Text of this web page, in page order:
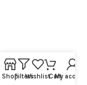
ShopFiltersWishlistCartMy account